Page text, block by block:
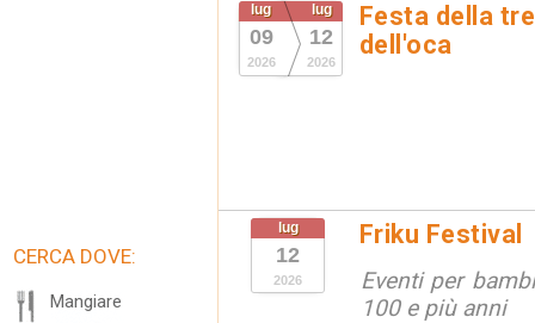
lug
09
2026
lug
12
2026
Festa della
dell'oca
lug
12
2026
Friku Festival
Eventi per
100 e più anni
CERCA DOVE:
Mangiare